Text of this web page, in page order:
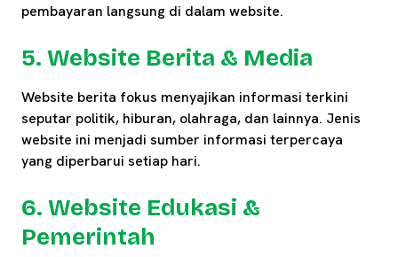
pembayaran langsung di dalam website.
5. Website Berita & Media
Website berita fokus menyajikan informasi terkini
seputar politik, hiburan, olahraga, dan lainnya. Jenis
website ini menjadi sumber informasi terpercaya
yang diperbarui setiap hari.
6. Website Edukasi &
Pemerintah